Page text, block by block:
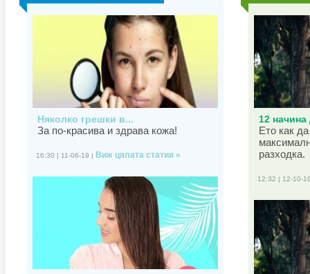
Няколко грешки в...
За по-красива и здрава кожа!
16:30 | 11-06-19 | Виж цялата статия »
12 начина
Ето как
разходка.
12:32 | 12-10-